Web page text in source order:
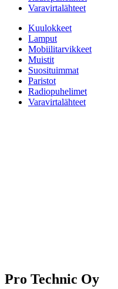
Varavirtalähteet
Kuulokkeet
Lamput
Mobiilitarvikkeet
Muistit
Suosituimmat
Paristot
Radiopuhelimet
Varavirtalähteet
Pro Technic Oy